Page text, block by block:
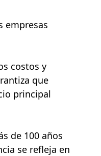
empresas
costos y
que
principal
de 100 años
se refleja en